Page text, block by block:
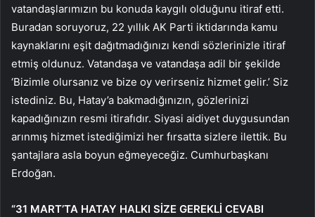
vatandaşlarımızın bu konuda kaygılı olduğunu itiraf etti.
Buradan soruyoruz, 22 yıllık AK Parti iktidarında kamu
kaynaklarını eşit dağıtmadığınızı kendi sözlerinizle itiraf
etmiş oldunuz. Vatandaşa ve vatandaşa adil bir şekilde
‘Bizimle olursanız ve bize oy verirseniz hizmet gelir.’ Siz
istediniz. Bu, Hatay’a bakmadığınızın, gözlerinizi
kapadığınızın resmi itirafıdır. Siyasi aidiyet duygusundan
arınmış hizmet istediğimizi her fırsatta sizlere ilettik. Bu
şantajlara asla boyun eğmeyeceğiz. Cumhurbaşkanı
Erdoğan.
“31 MART’TA HATAY HALKI SİZE GEREKLİ CEVABI